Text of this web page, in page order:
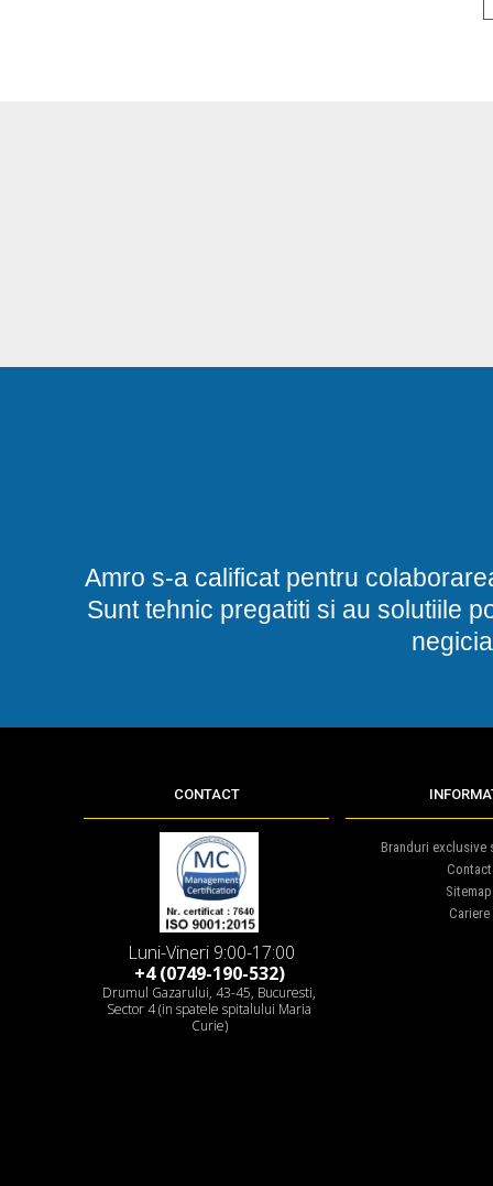
Amro s-a calificat pentru
Sunt tehnic pregatiti si au solutiile
CONTACT
Luni-Vineri 9:00-17:00
+4 (0749-190-532)
Drumul Gazarului, 43-45, Bucuresti,
Sector 4 (in spatele spitalului Maria
Curie)
Branduri exclusive
Contact
Sitemap
Cariere